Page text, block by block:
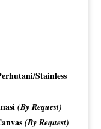
Stainless
(By Request)
(By Request)